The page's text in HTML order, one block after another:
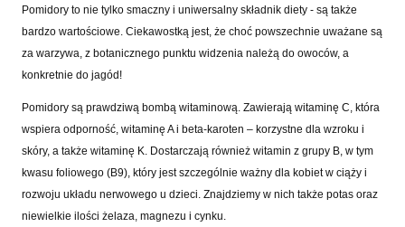
Pomidory to nie tylko smaczny i uniwersalny składnik diety - są także
bardzo wartościowe. Ciekawostką jest, że choć powszechnie uważane są
za warzywa, z botanicznego punktu widzenia należą do owoców, a
konkretnie do jagód!
Pomidory są prawdziwą bombą witaminową. Zawierają witaminę C, która
wspiera odporność, witaminę A i beta-karoten – korzystne dla wzroku i
skóry, a także witaminę K. Dostarczają również witamin z grupy B, w tym
kwasu foliowego (B9), który jest szczególnie ważny dla kobiet w ciąży i
rozwoju układu nerwowego u dzieci. Znajdziemy w nich także potas oraz
niewielkie ilości żelaza, magnezu i cynku.